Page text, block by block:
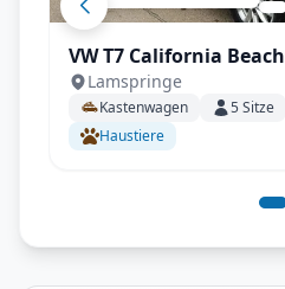
VW T7 California Beach
Lamspringe
Kastenwagen 5Sitze
Haustiere